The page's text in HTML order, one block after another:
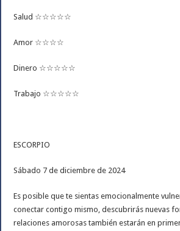
Salud ☆☆☆☆☆
Amor ☆☆☆☆
Dinero ☆☆☆☆☆
Trabajo ☆☆☆☆☆
ESCORPIO
Sábado 7 de diciembre de 2024
Es posible que te sientas emocionalmente
conectar contigo mismo, descubrirás nuevas
relaciones amorosas también estarán en